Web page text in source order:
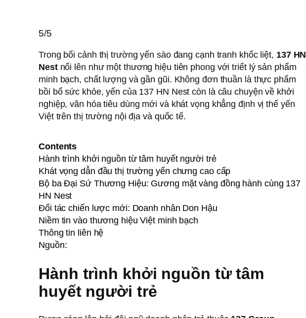
5/5
Trong bối cảnh thị trường yến sào đang cạnh tranh khốc liệt, 137 HN
Nestnổi lên như một thương hiệu tiên phong với triết lý sản phẩm
minh bạch, chất lượng và gần gũi. Không đơn thuần là thực phẩm
bồi bổ sức khỏe, yến của 137 HN Nest còn là câu chuyện về khởi
nghiệp, văn hóa tiêu dùng mới và khát vọng khẳng định vị thế yến
Việt trên thị trường nội địa và quốc tế.
Contents
Hành trình khởi nguồn từ tâm huyết người trẻ
Khát vọng dẫn đầu thị trường yến chưng cao cấp
Bộ ba Đại Sứ Thương Hiệu: Gương mặt vàng đồng hành cùng 137
HN Nest
Đối tác chiến lược mới: Doanh nhân Don Hậu
Niềm tin vào thương hiệu Việt minh bạch
Thông tin liên hệ
Nguồn:
Hành trình khởi nguồn từ tâm
huyết người trẻ